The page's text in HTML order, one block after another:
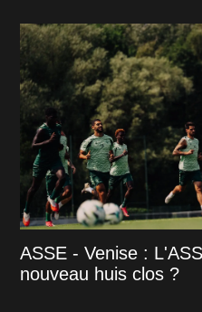
ASSE - Venise :
nouveau huis clos ?